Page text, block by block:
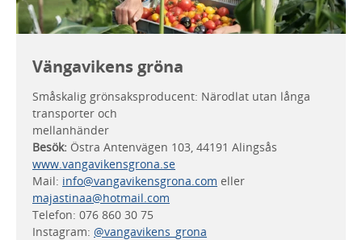
Vängavikens gröna
Småskalig grönsaksproducent: Närodlat utan långa
transporter och
mellanhänder
Besök: Östra Antenvägen 103, 44191 Alingsås
www.vangavikensgrona.se
Mail: info@vangavikensgrona.com eller
majastinaa@hotmail.com
Telefon: 076 860 30 75
Instagram: @vangavikens_grona